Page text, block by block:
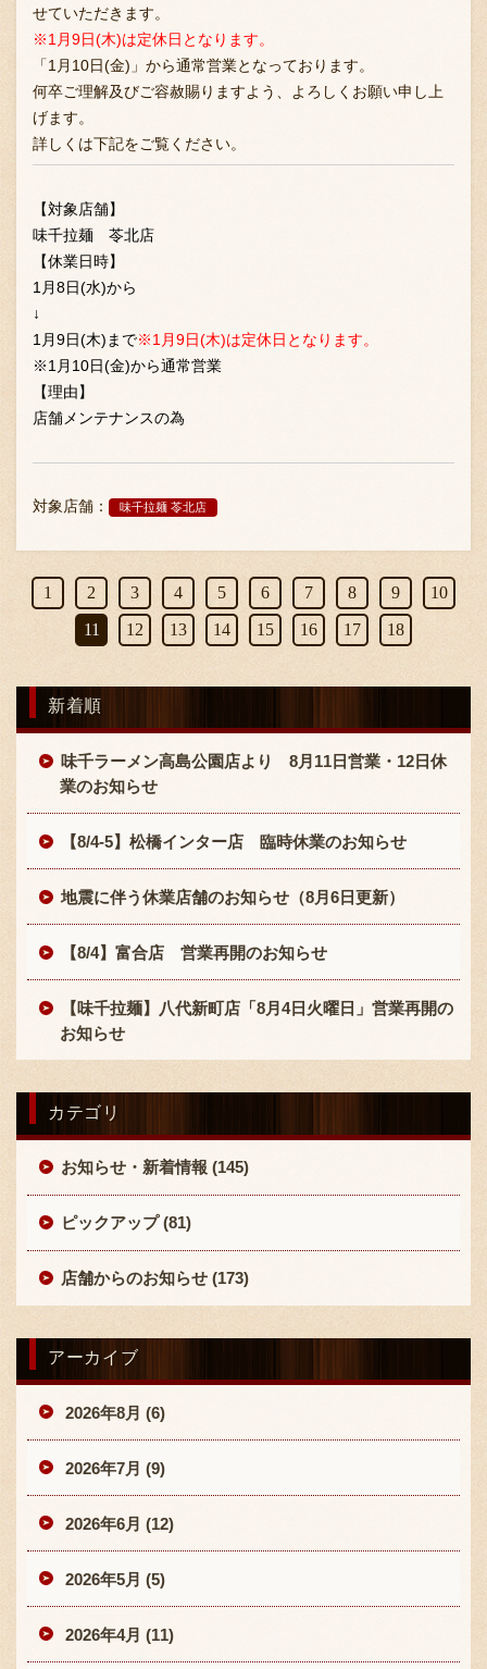
せていただきます。
※1月9日(木)は定休日となります。
「1月10日(金)」から通常営業となっております。
何卒ご理解及びご容赦賜りますよう、よろしくお願い申し上
げます。
詳しくは下記をご覧ください。
【対象店舗】
味千拉麺 苓北店
【休業日時】
1月8日(水)から
↓
1月9日(木)まで※1月9日(木)は定休日となります。
※1月10日(金)から通常営業
【理由】
店舗メンテナンスの為
対象店舗： 味千拉麺 苓北店
1 2 3 4 5 6 7 8 9
10
11
12 13 14 15 16 17 18
新着順
味千ラーメン高島公園店より 8月11日営業・12日休
業のお知らせ
【8/4-5】松橋インター店 臨時休業のお知らせ
地震に伴う休業店舗のお知らせ（8月6日更新）
【8/4】富合店 営業再開のお知らせ
【味千拉麺】八代新町店「8月4日火曜日」営業再開の
お知らせ
カテゴリ
お知らせ・新着情報 (145)
ピックアップ (81)
店舗からのお知らせ (173)
アーカイブ
2026年8月 (6)
2026年7月 (9)
2026年6月 (12)
2026年5月 (5)
2026年4月 (11)